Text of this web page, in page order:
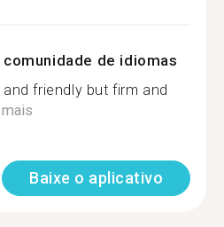
de idiomas
friendly but firm and
Baixe o aplicativo